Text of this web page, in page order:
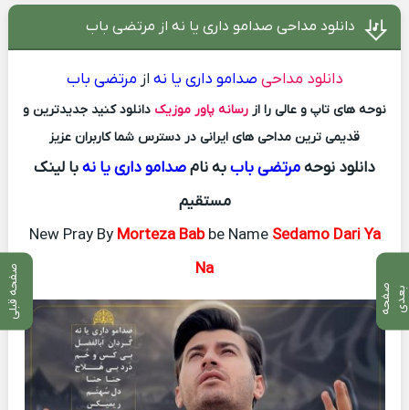
دانلود مداحی صدامو داری یا نه از مرتضی باب
دانلود مداحی صدامو داری یا نه از مرتضی باب
نوحه های تاپ و عالی را از رسانه پاور موزیک دانلود کنید جدیدترین و
قدیمی ترین مداحی های ایرانی در دسترس شما کاربران عزیز
دانلود نوحهمرتضی باببه نامصدامو داری یا نهبا لینک
مستقیم
New Pray ByMorteza Babbe NameSedamo Dari Ya
Na
ص
ف
ح
ه ب ع
د ی صفحه قبلی